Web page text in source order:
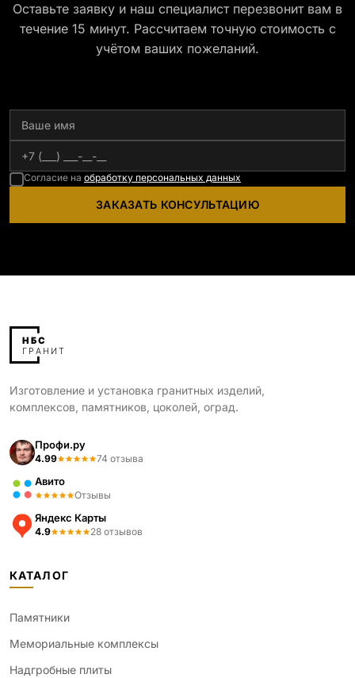
Оставьте заявку и наш специалист перезвонит вам в
течение 15 минут. Рассчитаем точную стоимость с
учётом ваших пожеланий.
Согласие на обработку персональных данных
ЗАКАЗАТЬ КОНСУЛЬТАЦИЮ
Изготовление и установка гранитных изделий,
комплексов, памятников, цоколей, оград.
Профи.ру
4.99 74 отзыва
Авито
Отзывы
Яндекс Карты
4.9 28 отзывов
КАТАЛОГ
Памятники
Мемориальные комплексы
Надгробные плиты